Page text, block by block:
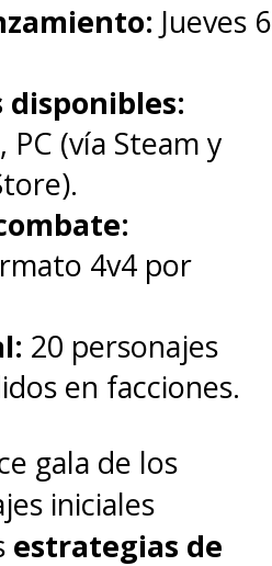
antigua. No
el caso de la
en lo que
en el abogado
y veamos
. Si eso se hace
se ensucia
mundo...
muy
ello", destacó. Y
revivir las
Jueves 6
PC (vía Steam y
4v4 por
20 personajes
en facciones.
gala de los
iniciales
estrategias de